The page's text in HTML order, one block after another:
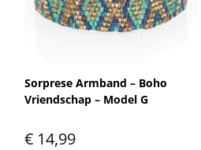
Sorprese Armband – Boho
Vriendschap – Model G
€14,99